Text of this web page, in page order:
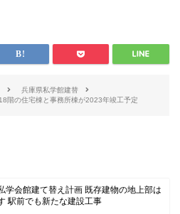
兵庫県私学館建替
階の住宅棟と事務所棟が2023年竣工予定
学会館建て替え計画 既存建物の地上部は
駅前でも新たな建設工事